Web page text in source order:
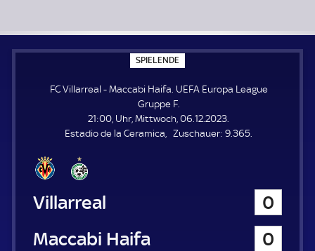
SPIELENDE
P
E
E
N
E
FC Villarreal - Maccabi Haifa. UEFA Europa League
Gruppe F.
21:00, Uhr, Mittwoch, 06.12.2023.
Estadio de la Ceramica
Zuschauer: Z
9.365.
FC Villarreal
0
Maccabi Haifa
0